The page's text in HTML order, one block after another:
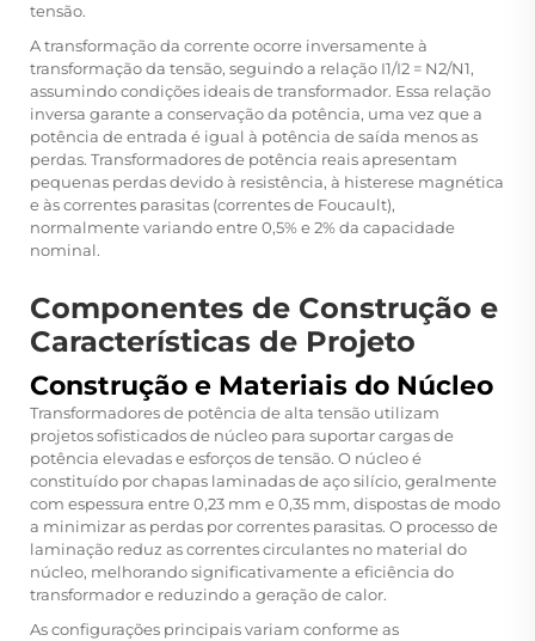
tensão.
A transformação da corrente ocorre inversamente à
transformação da tensão, seguindo a relação I1/I2 = N2/N1,
assumindo condições ideais de transformador. Essa relação
inversa garante a conservação da potência, uma vez que a
potência de entrada é igual à potência de saída menos as
perdas. Transformadores de potência reais apresentam
pequenas perdas devido à resistência, à histerese magnética
e às correntes parasitas (correntes de Foucault),
normalmente variando entre 0,5% e 2% da capacidade
nominal.
Componentes de Construção e
Características de Projeto
Construção e Materiais do Núcleo
Transformadores de potência de alta tensão utilizam
projetos sofisticados de núcleo para suportar cargas de
potência elevadas e esforços de tensão. O núcleo é
constituído por chapas laminadas de aço silício, geralmente
com espessura entre 0,23 mm e 0,35 mm, dispostas de modo
a minimizar as perdas por correntes parasitas. O processo de
laminação reduz as correntes circulantes no material do
núcleo, melhorando significativamente a eficiência do
transformador e reduzindo a geração de calor.
As configurações principais variam conforme as